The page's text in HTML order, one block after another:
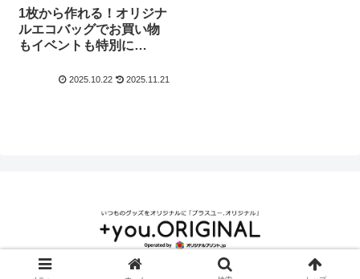
1枚から作れる！オリジナ
ルエコバッグでお買い物
もイベントも特別に
2025.10.22 2025.11.21
© 2000 ＋you.ORIGINAL｜いつものグッズがオリジナルになる.